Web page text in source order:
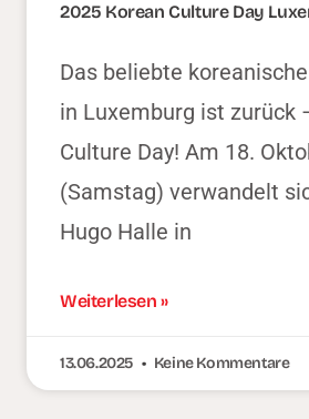
2025 Korean Culture Day
Das beliebte
in Luxemburg ist zurück
Culture Day! Am 18.
(Samstag) verwandelt
Hugo Halle in
Weiterlesen »
13.06.2025 Keine Kommentare